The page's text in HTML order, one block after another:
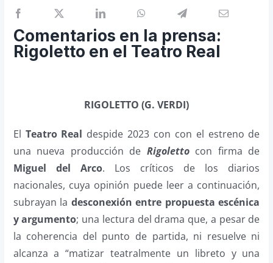
Cosas de Beckmesser
Comentarios en la prensa:
Rigoletto en el Teatro Real
RIGOLETTO (G. VERDI)
El Teatro Real despide 2023 con con el estreno de
una nueva producción de Rigolettocon firma de
Miguel del Arco. Los críticos de los diarios
nacionales, cuya opinión puede leer a continuación,
subrayan la desconexión entre propuesta escénica
y argumento; una lectura del drama que, a pesar de
la coherencia del punto de partida, ni resuelve ni
alcanza a “matizar teatralmente un libreto y una